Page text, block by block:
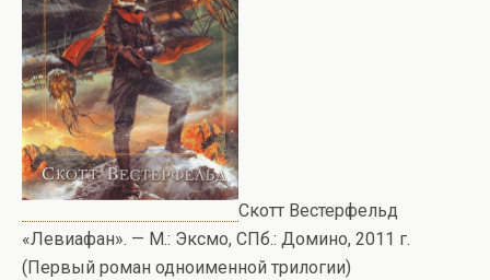
Скотт Вестерфельд
«Левиафан». — М.: Эксмо, СПб.: Домино, 2011 г.
(Первый роман одноименной трилогии)